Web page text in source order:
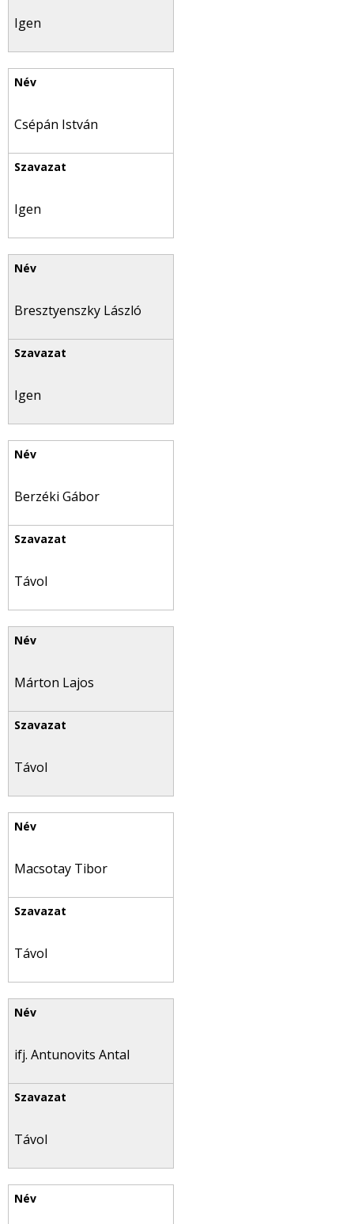
Igen
Csépán István
Igen
Bresztyenszky László
Igen
Berzéki Gábor
Távol
Márton Lajos
Távol
Macsotay Tibor
Távol
ifj. Antunovits Antal
Távol